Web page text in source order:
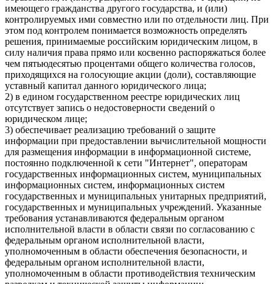
имеющего гражданства другого государства, и (или)
контролируемых ими совместно или по отдельности лиц. При
этом под контролем понимается возможность определять
решения, принимаемые российским юридическим лицом, в
силу наличия права прямо или косвенно распоряжаться более
чем пятьюдесятью процентами общего количества голосов,
приходящихся на голосующие акции (доли), составляющие
уставный капитал данного юридического лица;
2) в едином государственном реестре юридических лиц
отсутствует запись о недостоверности сведений о
юридическом лице;
3) обеспечивает реализацию требований о защите
информации при предоставлении вычислительной мощности
для размещения информации в информационной системе,
постоянно подключенной к сети "Интернет", операторам
государственных информационных систем, муниципальных
информационных систем, информационных систем
государственных и муниципальных унитарных предприятий,
государственных и муниципальных учреждений. Указанные
требования устанавливаются федеральным органом
исполнительной власти в области связи по согласованию с
федеральным органом исполнительной власти,
уполномоченным в области обеспечения безопасности, и
федеральным органом исполнительной власти,
уполномоченным в области противодействия техническим